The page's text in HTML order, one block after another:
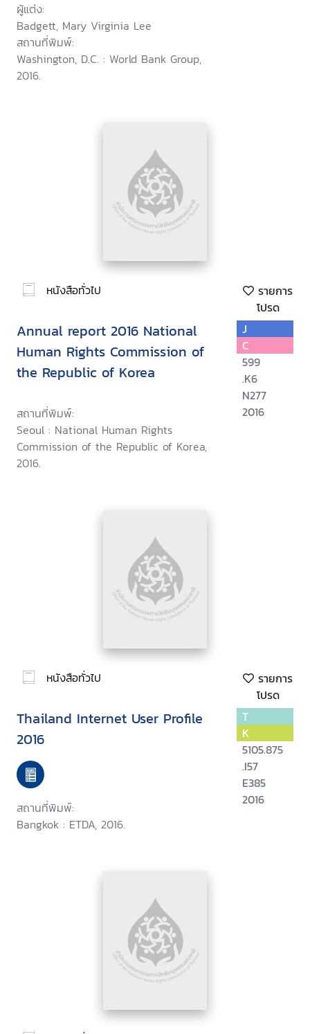
ผู้แต่ง:
Badgett, Mary Virginia Lee
สถานที่พิมพ์:
Washington, D.C. : World Bank Group,
2016.
หนังสือทั่วไป
รายการ
โปรด
Annual report 2016 National
Human Rights Commission of
the Republic of Korea
สถานที่พิมพ์:
Seoul : National Human Rights
Commission of the Republic of Korea,
2016.
J
C
599
.K6
N277
2016
หนังสือทั่วไป
รายการ
โปรด
Thailand Internet User Profile
2016
สถานที่พิมพ์:
Bangkok : ETDA, 2016.
T
K
5105.875
.I57
E385
2016